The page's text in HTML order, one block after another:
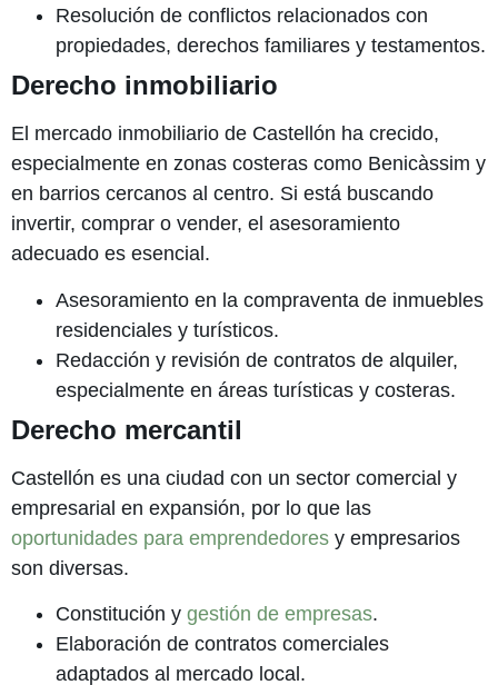
Resolución de conflictos relacionados con
propiedades, derechos familiares y testamentos.
Derecho inmobiliario
El mercado inmobiliario de Castellón ha crecido,
especialmente en zonas costeras como Benicàssim y
en barrios cercanos al centro. Si está buscando
invertir, comprar o vender, el asesoramiento
adecuado es esencial.
Asesoramiento en la compraventa de inmuebles
residenciales y turísticos.
Redacción y revisión de contratos de alquiler,
especialmente en áreas turísticas y costeras.
Derecho mercantil
Castellón es una ciudad con un sector comercial y
empresarial en expansión, por lo que las
oportunidades para emprendedores y empresarios
son diversas.
Constitución y gestión de empresas.
Elaboración de contratos comerciales
adaptados al mercado local.